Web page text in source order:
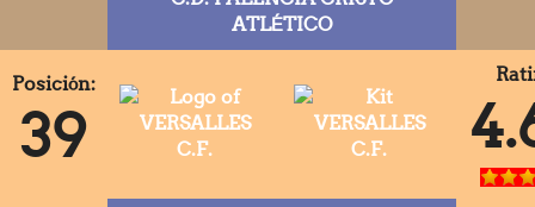
ATLÉTICO
Posición:
39